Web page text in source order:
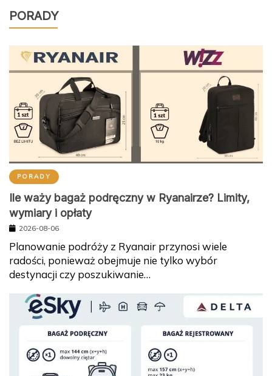
PORADY
PORADY
Ile waży bagaż podręczny w Ryanairze? Limity,
wymiary i opłaty
2026-08-06
Planowanie podróży z Ryanair przynosi wiele
radości, ponieważ obejmuje nie tylko wybór
destynacji czy poszukiwanie…